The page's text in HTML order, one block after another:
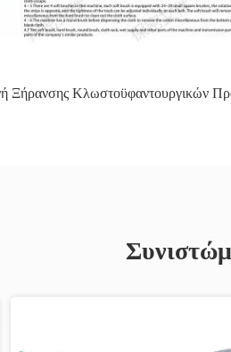
Ξήρανσης Κλωστοϋφαντουργικών